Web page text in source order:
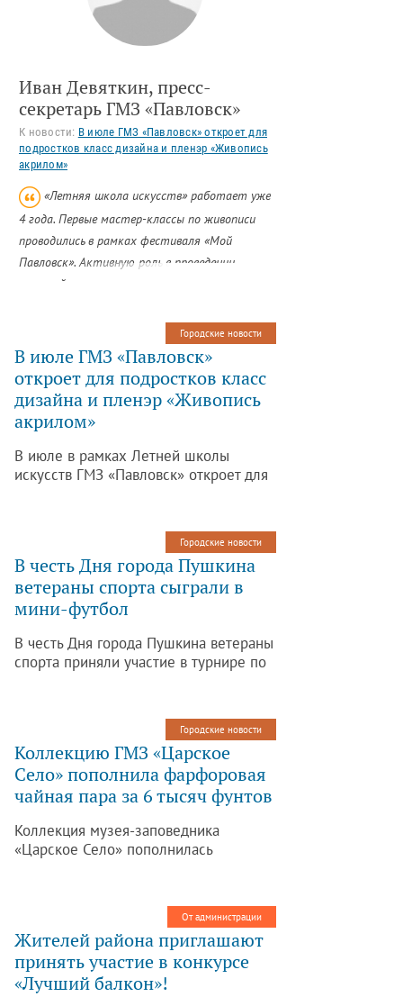
Иван Девяткин, пресс-
секретарь ГМЗ «Павловск»
К новости: В июле ГМЗ «Павловск» откроет для
подростков класс дизайна и пленэр «Живопись
акрилом»
«Летняя школа искусств» работает уже
4 года. Первые мастер-классы по живописи
проводились в рамках фестиваля «Мой
Павловск». Активную роль в проведении
занятий на пленэре приняли педагоги
Андреевны Ахматовой» и «Коммунарской
детской школы искусств». В 2013 году
регулярной и получила свое название. Кроме
живописи на пленэре появились новые для
музея направления детского творчества:
графика, дизайн, скульптура, войлоковаляние,
декоративная роспись, мозаика».
Городские новости
В июле ГМЗ «Павловск»
откроет для подростков класс
дизайна и пленэр «Живопись
акрилом»
В июле в рамках Летней школы
искусств ГМЗ «Павловск» откроет для
проходить по субботам в 13-00. Об
этом сообщил пресс-секретарь ГМЗ
«Павловск» Иван Девяткин.
Городские новости
В честь Дня города Пушкина
ветераны спорта сыграли в
мини-футбол
В честь Дня города Пушкина ветераны
спорта приняли участие в турнире по
июня на городском стадионе. Об этом
сообщает СПб ГБУ ЦФКСЗ «Царское
Село».
Городские новости
Коллекцию ГМЗ «Царское
Село» пополнила фарфоровая
чайная пара за 6 тысяч фунтов
Коллекция музея-заповедника
«Царское Село» пополнилась
английском аукционе Bonhams:
покупка обошлась примерно в шесть
тысяч фунтов стерлингов. Об этом
сообщает пресс-служба ГМЗ «Царское
Село».
От администрации
Жителей района приглашают
принять участие в конкурсе
«Лучший балкон»!